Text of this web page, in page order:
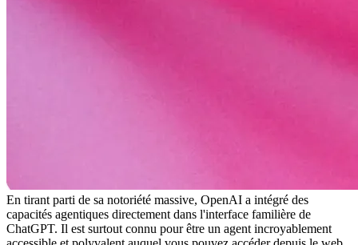
En tirant parti de sa notoriété massive, OpenAI a intégré des
capacités agentiques directement dans l'interface familière de
ChatGPT. Il est surtout connu pour être un agent incroyablement